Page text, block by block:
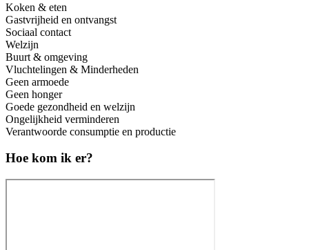
Koken & eten
Gastvrijheid en ontvangst
Sociaal contact
Welzijn
Buurt & omgeving
Vluchtelingen & Minderheden
Geen armoede
Geen honger
Goede gezondheid en welzijn
Ongelijkheid verminderen
Verantwoorde consumptie en productie
Hoe kom ik er?